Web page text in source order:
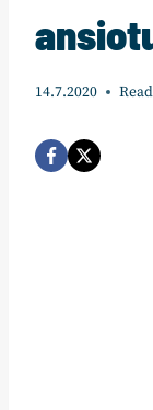
14.7.2020